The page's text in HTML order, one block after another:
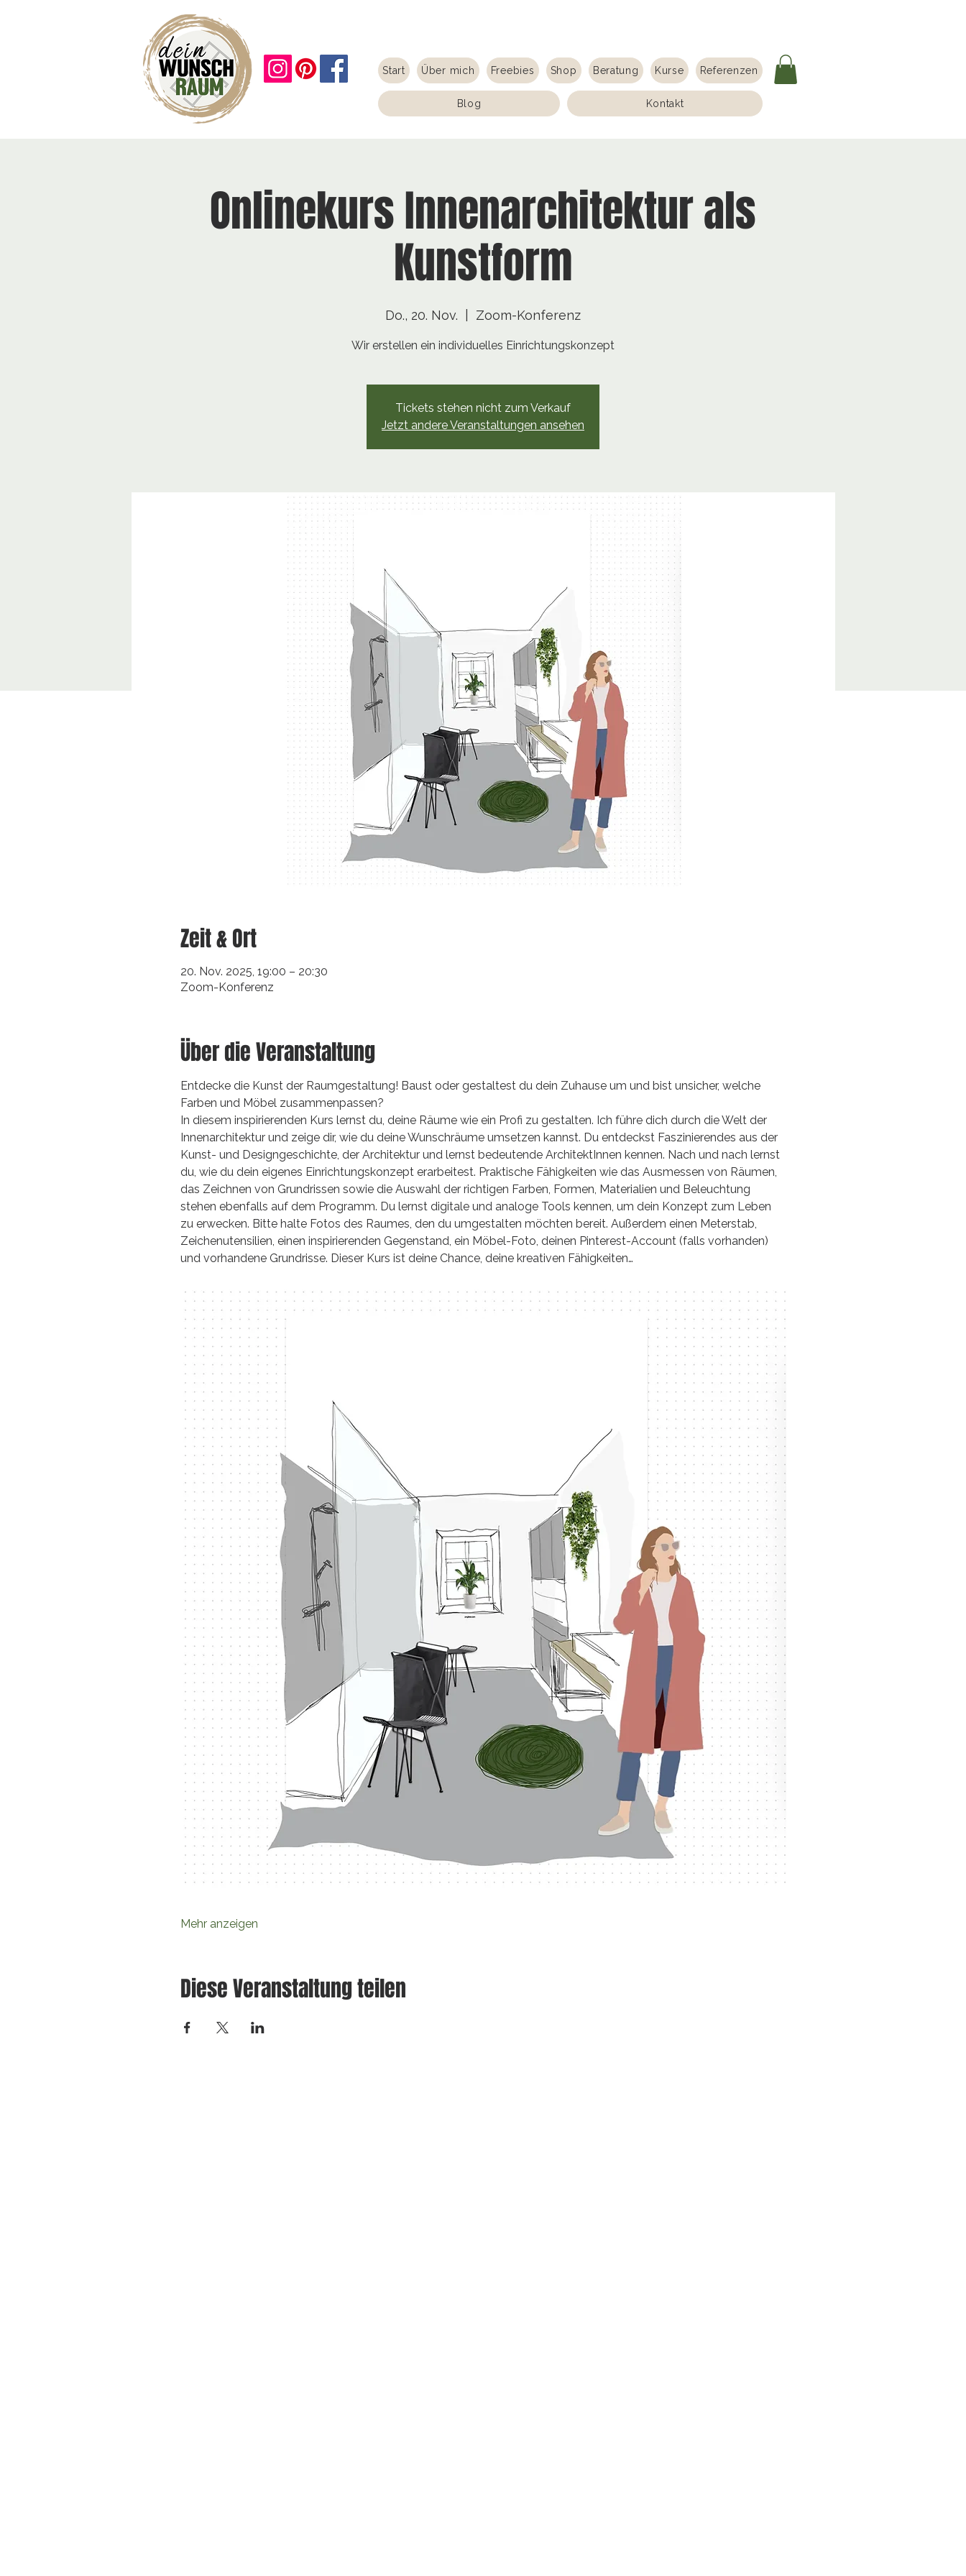
Start Über mich Freebies Shop Beratung Kurse Referenzen
Blog Kontakt
Onlinekurs Innenarchitektur als
Kunstform
Do., 20. Nov. Zoom-Konferenz
Wir erstellen ein individuelles Einrichtungskonzept
Tickets stehen nicht zum Verkauf
Jetzt andere Veranstaltungen ansehen
Zeit & Ort
20. Nov. 2025, 19:00 – 20:30
Zoom-Konferenz
Über die Veranstaltung
Entdecke die Kunst der Raumgestaltung! Baust oder gestaltest du dein Zuhause um und bist unsicher, welche
Farben und Möbel zusammenpassen?
In diesem inspirierenden Kurs lernst du, deine Räume wie ein Profi zu gestalten. Ich führe dich durch die Welt der
Innenarchitektur und zeige dir, wie du deine Wunschräume umsetzen kannst. Du entdeckst Faszinierendes aus der
Kunst- und Designgeschichte, der Architektur und lernst bedeutende ArchitektInnen kennen. Nach und nach lernst
du, wie du dein eigenes Einrichtungskonzept erarbeitest. Praktische Fähigkeiten wie das Ausmessen von Räumen,
das Zeichnen von Grundrissen sowie die Auswahl der richtigen Farben, Formen, Materialien und Beleuchtung
stehen ebenfalls auf dem Programm. Du lernst digitale und analoge Tools kennen, um dein Konzept zum Leben
zu erwecken. Bitte halte Fotos des Raumes, den du umgestalten möchten bereit. Außerdem einen Meterstab,
Zeichenutensilien, einen inspirierenden Gegenstand, ein Möbel-Foto, deinen Pinterest-Account (falls vorhanden)
und vorhandene Grundrisse. Dieser Kurs ist deine Chance, deine kreativen Fähigkeiten…
Mehr anzeigen
Diese Veranstaltung teilen